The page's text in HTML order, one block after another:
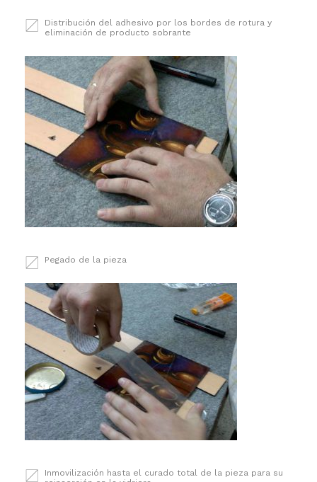
Distribución del adhesivo por los bordes de rotura y
eliminación de producto sobrante
Pegado de la pieza
Inmovilización hasta el curado total de la pieza para su